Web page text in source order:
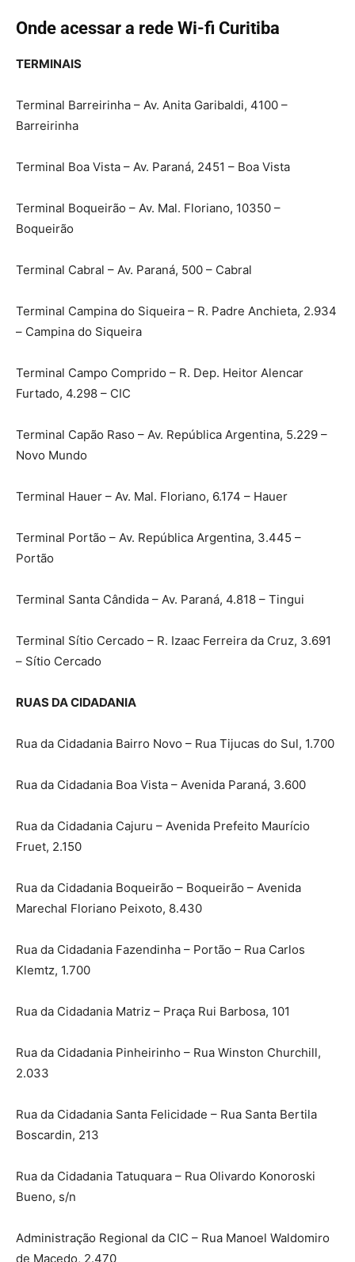
Onde acessar a rede Wi-fi Curitiba
TERMINAIS
Terminal Barreirinha – Av. Anita Garibaldi, 4100 –
Barreirinha
Terminal Boa Vista – Av. Paraná, 2451 – Boa Vista
Terminal Boqueirão – Av. Mal. Floriano, 10350 –
Boqueirão
Terminal Cabral – Av. Paraná, 500 – Cabral
Terminal Campina do Siqueira – R. Padre Anchieta, 2.934
– Campina do Siqueira
Terminal Campo Comprido – R. Dep. Heitor Alencar
Furtado, 4.298 – CIC
Terminal Capão Raso – Av. República Argentina, 5.229 –
Novo Mundo
Terminal Hauer – Av. Mal. Floriano, 6.174 – Hauer
Terminal Portão – Av. República Argentina, 3.445 –
Portão
Terminal Santa Cândida – Av. Paraná, 4.818 – Tingui
Terminal Sítio Cercado – R. Izaac Ferreira da Cruz, 3.691
– Sítio Cercado
RUAS DA CIDADANIA
Rua da Cidadania Bairro Novo – Rua Tijucas do Sul, 1.700
Rua da Cidadania Boa Vista – Avenida Paraná, 3.600
Rua da Cidadania Cajuru – Avenida Prefeito Maurício
Fruet, 2.150
Rua da Cidadania Boqueirão – Boqueirão – Avenida
Marechal Floriano Peixoto, 8.430
Rua da Cidadania Fazendinha – Portão – Rua Carlos
Klemtz, 1.700
Rua da Cidadania Matriz – Praça Rui Barbosa, 101
Rua da Cidadania Pinheirinho – Rua Winston Churchill,
2.033
Rua da Cidadania Santa Felicidade – Rua Santa Bertila
Boscardin, 213
Rua da Cidadania Tatuquara – Rua Olivardo Konoroski
Bueno, s/n
Administração Regional da CIC – Rua Manoel Waldomiro
de Macedo, 2.470